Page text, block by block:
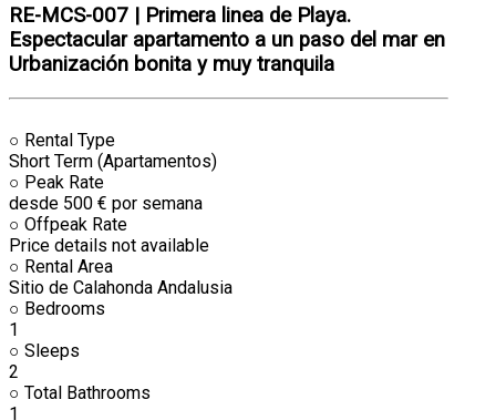
RE-MCS-007 | Primera linea de Playa.
Espectacular apartamento a un paso del mar en
Urbanización bonita y muy tranquila
○ Rental Type
Short Term (Apartamentos)
○ Peak Rate
desde 500 € por semana
○ Offpeak Rate
Price details not available
○ Rental Area
Sitio de Calahonda Andalusia
○ Bedrooms
1
○ Sleeps
2
○ Total Bathrooms
1